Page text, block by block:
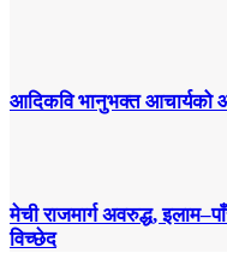
आदिकवि भानुभक्त
मेची राजमार्ग अवरुद्ध,
विच्छेद